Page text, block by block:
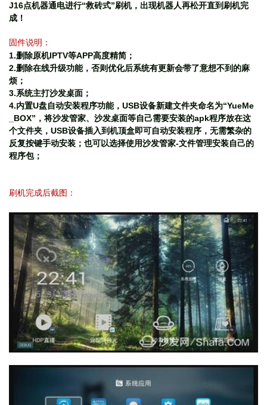
J16点机器通电进行“救砖式”刷机，出现机器人再松开直到刷机完
成！
固件说明：
1.删除原机IPTV等APP高度精简；
2.删除在线升级功能，否则优化后系统有更新会带了意想不到的麻
烦；
3.系统主打沙发桌面；
4.内置U盘自动安装程序功能，USB设备新建文件夹命名为“YueMe
_BOX”，将沙发管家、沙发桌面等自己需要安装的apk程序放在这
个文件夹，USB设备插入到机顶盒即可自动安装程序，无需繁杂的
反复按键手动安装；也可以选择使用沙发管家-文件管理安装自己的
程序包；
刷机完成后截图：